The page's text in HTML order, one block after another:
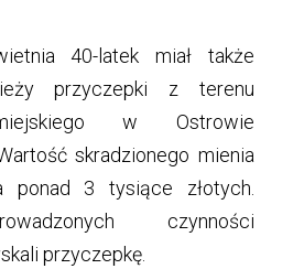
40-latek miał także
przyczepki z terenu
w Ostrowie
skradzionego mienia
ponad 3 tysiące złotych.
czynności
przyczepkę.